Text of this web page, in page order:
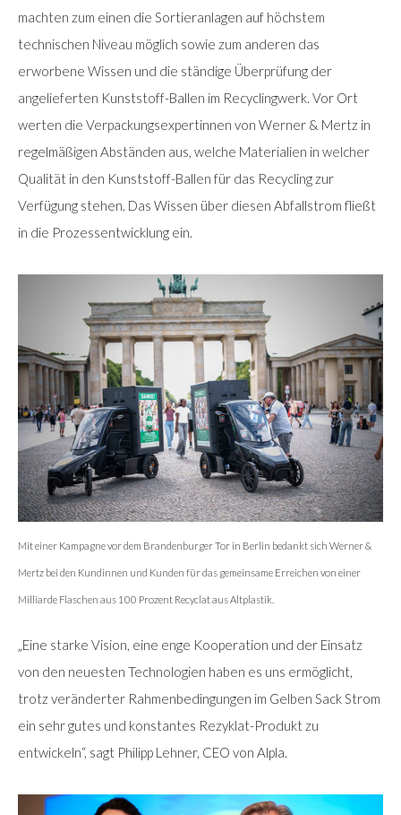
machten zum einen die Sortieranlagen auf höchstem
technischen Niveau möglich sowie zum anderen das
erworbene Wissen und die ständige Überprüfung der
angelieferten Kunststoff-Ballen im Recyclingwerk. Vor Ort
werten die Verpackungsexpertinnen von Werner & Mertz in
regelmäßigen Abständen aus, welche Materialien in welcher
Qualität in den Kunststoff-Ballen für das Recycling zur
Verfügung stehen. Das Wissen über diesen Abfallstrom fließt
in die Prozessentwicklung ein.
Mit einer Kampagne vor dem Brandenburger Tor in Berlin bedankt sich Werner &
Mertz bei den Kundinnen und Kunden für das gemeinsame Erreichen von einer
Milliarde Flaschen aus 100 Prozent Recyclat aus Altplastik.
„Eine starke Vision, eine enge Kooperation und der Einsatz
von den neuesten Technologien haben es uns ermöglicht,
trotz veränderter Rahmenbedingungen im Gelben Sack Strom
ein sehr gutes und konstantes Rezyklat-Produkt zu
entwickeln“, sagt Philipp Lehner, CEO von Alpla.